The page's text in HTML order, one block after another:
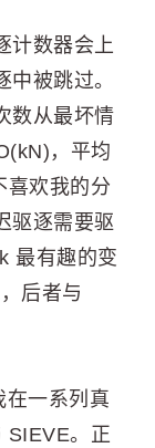
计数器会上
被跳过。
数从最坏情
，平均
喜欢我的分
驱逐需要驱
最有趣的变
后者与
在一系列真
SIEVE。正